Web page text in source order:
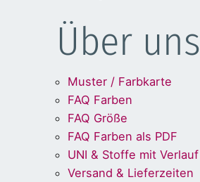
Über uns
Muster / Farbkarte
FAQ Farben
FAQ Größe
FAQ Farben als PDF
UNI & Stoffe mit Verlauf
Versand & Lieferzeiten